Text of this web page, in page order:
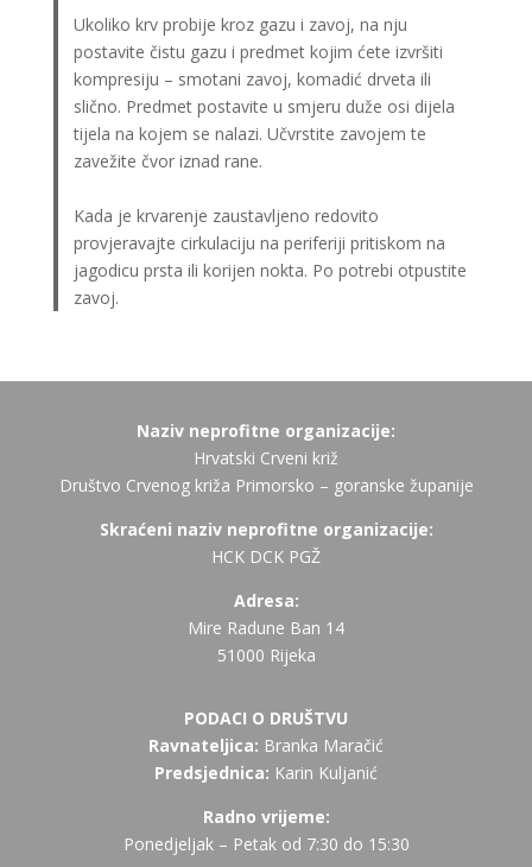
Ukoliko krv probije kroz gazu i zavoj, na nju
postavite čistu gazu i predmet kojim ćete izvršiti
kompresiju – smotani zavoj, komadić drveta ili
slično. Predmet postavite u smjeru duže osi dijela
tijela na kojem se nalazi. Učvrstite zavojem te
zavežite čvor iznad rane.
Kada je krvarenje zaustavljeno redovito
provjeravajte cirkulaciju na periferiji pritiskom na
jagodicu prsta ili korijen nokta. Po potrebi otpustite
zavoj.
Naziv neprofitne organizacije:
Hrvatski Crveni križ
Društvo Crvenog križa Primorsko – goranske županije
Skraćeni naziv neprofitne organizacije:
HCK DCK PGŽ
Adresa:
Mire Radune Ban 14
51000 Rijeka
PODACI O DRUŠTVU
Ravnateljica: Branka Maračić
Predsjednica: Karin Kuljanić
Radno vrijeme:
Ponedjeljak – Petak od 7:30 do 15:30